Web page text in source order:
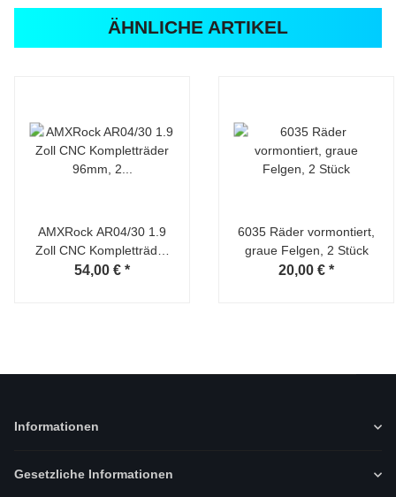
ÄHNLICHE ARTIKEL
AMXRock AR04/30 1.9
Zoll CNC Kompletträder
96mm, 2 Stück
54,00 € *
6035 Räder vormontiert,
graue Felgen, 2 Stück
20,00 € *
Informationen
Gesetzliche Informationen